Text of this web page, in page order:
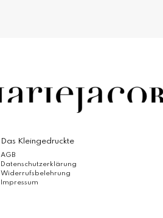
Das Kleingedruckte
AGB
Datenschutzerklärung
Widerrufsbelehrung
Impressum